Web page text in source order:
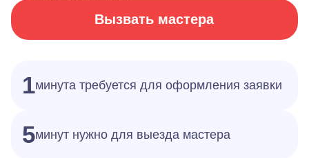
Вызвать мастера
1минута требуется для оформления заявки
5минут нужно для выезда мастера